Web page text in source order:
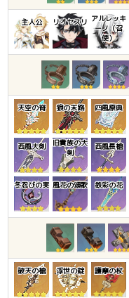
主人公 リオセスリ アルレッキ
ーノ（召
使）
天空の脊 狼の末路 四風原典
西風大剣
旧貴族の大
剣
西風長槍
冬忍びの実 風花の頌歌 鉄彩の花
破天の槍 浮世の錠 護摩の杖